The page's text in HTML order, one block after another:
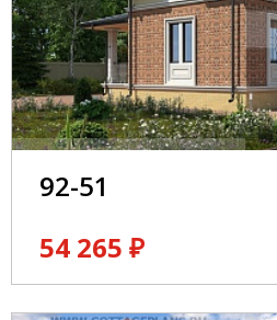
92-51
54 265 ₽